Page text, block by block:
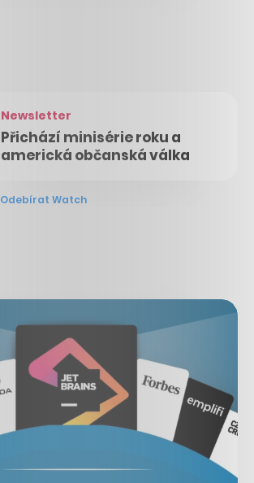
Newsletter
Přichází minisérie roku a
americká občanská válka
Odebírat Watch